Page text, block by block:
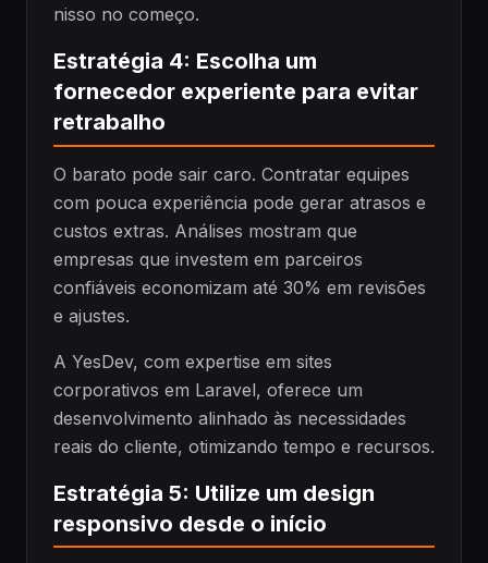
nisso no começo.
Estratégia 4: Escolha um
fornecedor experiente para evitar
retrabalho
O barato pode sair caro. Contratar equipes
com pouca experiência pode gerar atrasos e
custos extras. Análises mostram que
empresas que investem em parceiros
confiáveis economizam até 30% em revisões
e ajustes.
A YesDev, com expertise em sites
corporativos em Laravel, oferece um
desenvolvimento alinhado às necessidades
reais do cliente, otimizando tempo e recursos.
Estratégia 5: Utilize um design
responsivo desde o início